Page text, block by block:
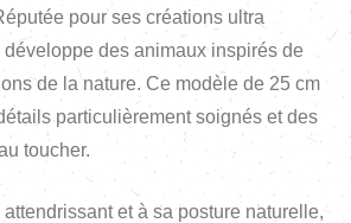
pour ses créations ultra
des animaux inspirés de
de la nature. Ce modèle de 25 cm
particulièrement soignés et des
toucher.
et à sa posture naturelle,